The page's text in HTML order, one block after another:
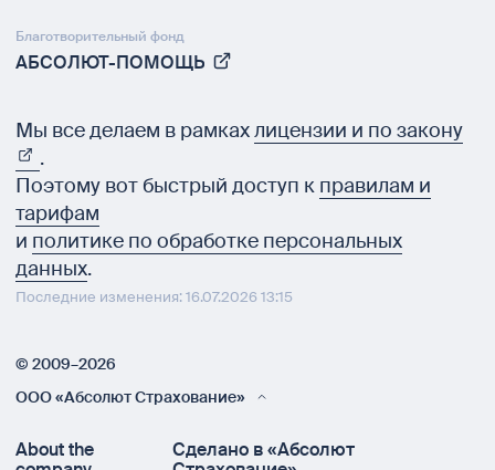
Благотворительный фонд
АБСОЛЮТ-ПОМОЩЬ
Мы все делаем в рамкахлицензии и по закону
.
Поэтому вот быстрый доступ к правилам и
тарифам
и политике по обработке персональных
данных.
Последние изменения: 16.07.2026 13:15
© 2009–2026
ООО «Абсолют Страхование»
About the
Сделано в «Абсолют